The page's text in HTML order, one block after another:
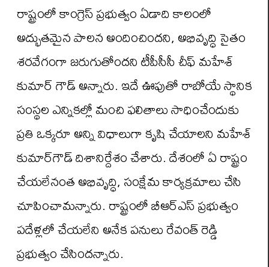
రాష్ట్రంలో కాంగ్రెస్‌ ప్రభుత్వం ఏడాది కాలంలో
అద్భుతమైన పాలన అందించిందని, అభివృద్ధి సైతం
శరవేగంగా జరుగుతోందని టీపీసీసీ చీఫ్ మహేశ్
కుమార్ గౌడ్ అన్నారు. ఇదే ఊపుతో రాబోయే స్థానిక
సంస్థల ఎన్నికల్లో మంచి ఫలితాలు సాధించేందుకు
ప్రతి ఒక్కరూ అన్ని విధాలుగా కృషి చేయాలని మహేశ్
కుమార్‌గౌడ్ దిశానిర్దేశం చేశారు. దేశంలో ఏ రాష్ట్రం
చేయలేనంత అభివృద్ధి, సంక్షేమ కార్యక్రమాలు చేసి
చూపించామన్నారు. రాష్ట్రంలో బీఆర్ఎస్ ప్రభుత్వం
పదేళ్లలో చేయలేని అనేక పనులు రేవంత్ రెడ్డి
ప్రభుత్వం చేసిందన్నారు.